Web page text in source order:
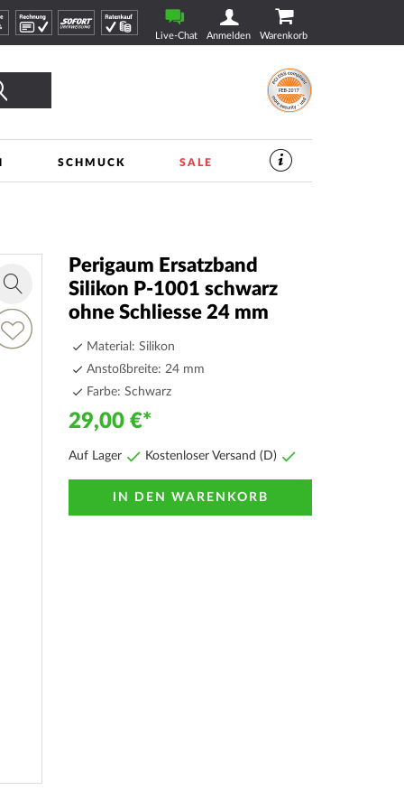
Live-Chat Anmelden Warenkorb
SCHMUCK SALE
SERVICES
IM
Zoom
in
Perigaum Ersatzband
Silikon P-1001 schwarz
ohne Schliesse 24 mm
Material: Silikon
Anstoßbreite: 24 mm
Farbe: Schwarz
29,00 €
Auf Lager Kostenloser Versand (D)
IN DEN WARENKORB